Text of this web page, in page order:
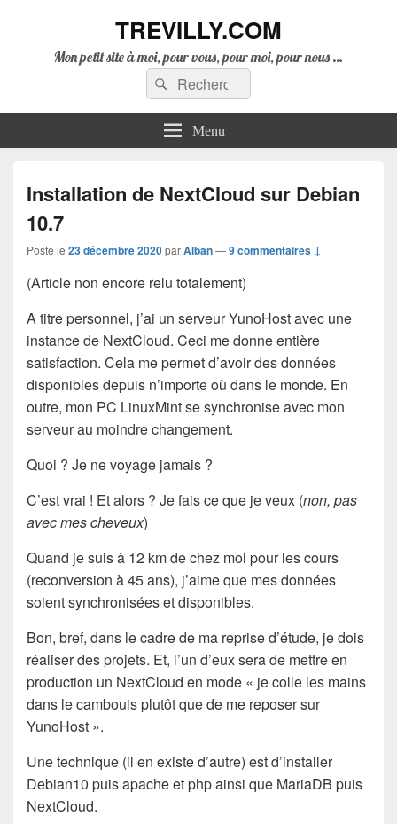
TREVILLY.COM
Mon petit site à moi, pour vous, pour moi, pour nous …
Recherche :
Rechercher
Menu
Installation de NextCloud sur Debian
10.7
Posté le 23 décembre 2020parAlban—9 commentaires ↓
(Article non encore relu totalement)
A titre personnel, j’ai un serveur YunoHost avec une
instance de NextCloud. Ceci me donne entière
satisfaction. Cela me permet d’avoir des données
disponibles depuis n’importe où dans le monde. En
outre, mon PC LinuxMint se synchronise avec mon
serveur au moindre changement.
Quoi ? Je ne voyage jamais ?
C’est vrai ! Et alors ? Je fais ce que je veux (non, pas
avec mes cheveux)
Quand je suis à 12 km de chez moi pour les cours
(reconversion à 45 ans), j’aime que mes données
soient synchronisées et disponibles.
Bon, bref, dans le cadre de ma reprise d’étude, je dois
réaliser des projets. Et, l’un d’eux sera de mettre en
production un NextCloud en mode « je colle les mains
dans le cambouis plutôt que de me reposer sur
YunoHost ».
Une technique (il en existe d’autre) est d’installer
Debian10 puis apache et php ainsi que MariaDB puis
NextCloud.